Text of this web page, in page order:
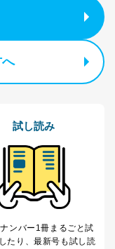
イトの投稿内容
内容のご案内の
商品、サービ
等の広告に関す
のため
雇用管理等のた
め
様がご購入され
業からのｅメー
ペーン等の広告
試し読み
ンバー1冊まるごと試
したり、最新号も試し読